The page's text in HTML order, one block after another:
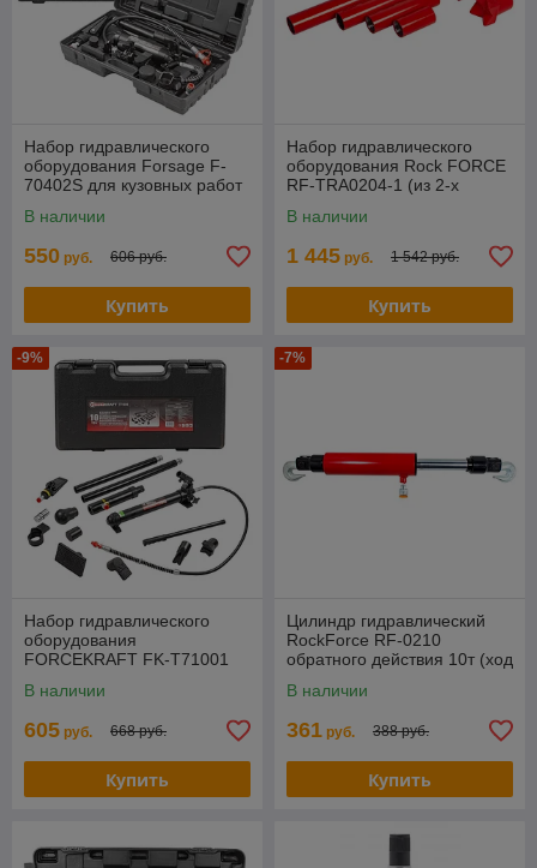
Набор гидравлического
оборудования Forsage F-
70402S для кузовных работ
В наличии
550 руб. 606 руб.
Купить
Набор гидравлического
оборудования Rock FORCE
RF-TRA0204-1 (из 2-х
20т (2 кейса)
В наличии
1 445 руб. 1 542 руб.
Купить
-9%
Набор гидравлического
оборудования
FORCEKRAFT FK-T71001
В наличии
605 руб. 668 руб.
Купить
-7%
Цилиндр гидравлический
RockForce RF-0210
обратного действия 10т (ход
общая - 715мм)
В наличии
361 руб. 388 руб.
Купить